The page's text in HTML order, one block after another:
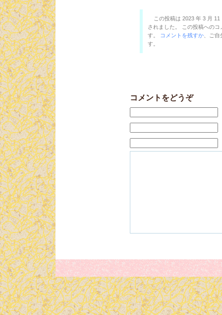
この投稿は 2023 年 3 月
されました。 この投稿への
す。
コメントを残すか 、ご
す。
コメントをどうぞ